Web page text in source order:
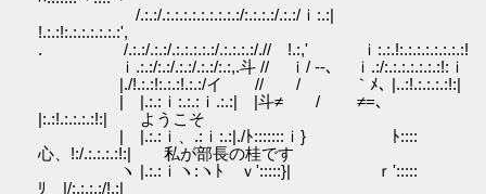
/.:.:/.:.:.:.:.:.:.:.:.:/:.:.:.:/.:.:/ｉ:.:|
!.:.:!:.:.:.:.:.:.:',
. /.:.:/.:.:/.:.:.:.:.:/.:.:.:.:/.// !.:,' ｉ:.:.!:.:.:.:.:.:.:.:!
ｉ.:.:/:.:/.:.:/.:.:/:.:,.斗 // ｉ/ --､ ｉ.:/:.:.:.:.:.:.:!:ｉ
|./!.:.:!:.:.:!.:.:/イ // / ｀ﾒ､ |..:!.:.:.:.:!:|
| |.:.:ｉ:.:.:ｉ.:.:| |斗≠ / ≠=､
|:.:!.:.:.:.:!:| ようこそ
| |.:.:ｉ、.:ｉ:.:|./ﾄ:::::::ｉ} ﾄ::::
心、!:/.:.:.:.:!:| 私が部長の桂です
ヽ |.:.:ｉヽ:ヽﾄ ｖ':::::}| ｒ':::::
ﾘ |/:.:.:.:/!.:|